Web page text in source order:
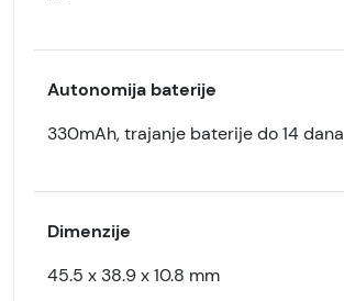
Autonomija baterije
330mAh, trajanje baterije do 14 dana
Dimenzije
45.5 x 38.9 x 10.8 mm